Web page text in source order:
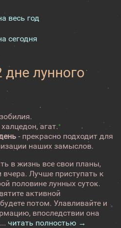
весь год
сегодня
лунного
агат.
- прекрасно подходит для
наших замыслов.
в жизнь все свои планы,
Лучше приступать к
половине лунных суток.
активной
потом. Улавливайте и
впоследствии она
читать полностью →